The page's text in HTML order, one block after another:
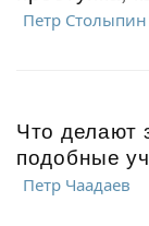
Петр Столыпин
Что делают
подобные
Петр Чаадаев